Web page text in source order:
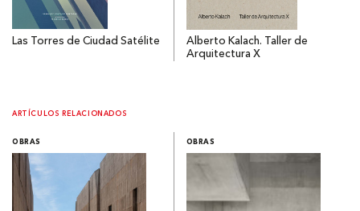
Las Torres de Ciudad Satélite
Alberto Kalach. Taller de
Arquitectura X
ARTÍCULOS RELACIONADOS
OBRAS OBRAS